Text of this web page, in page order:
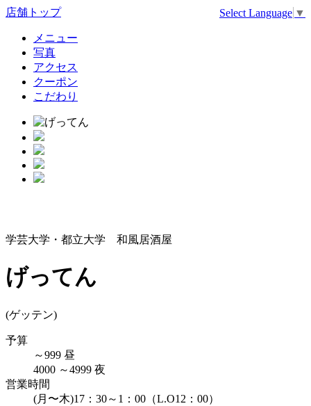
店舗トップ Select Language ▼
メニュー
写真
アクセス
クーポン
こだわり
学芸大学・都立大学 和風居酒屋
げってん
(ゲッテン)
予算
～999 昼
4000 ～4999 夜
営業時間
(月〜木)17：30～1：00（L.O12：00）